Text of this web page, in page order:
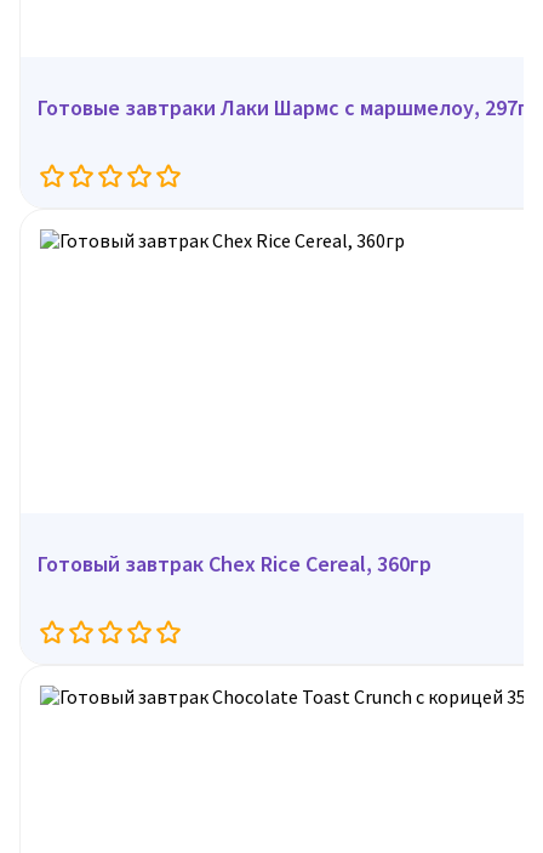
Готовые завтраки Лаки Шармс с маршмелоу, 297гр
Готовый завтрак Chex Rice Cereal, 360гр